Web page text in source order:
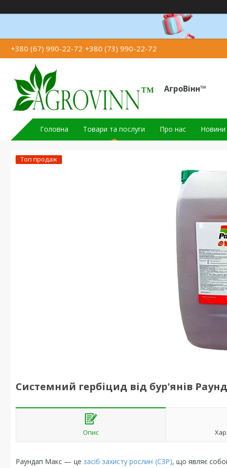
+380 (67) 990-22-72 +380 (73) 990-22-72
АгроВінн™
Головна Товари та послуги Про нас Новини
Топ продаж
Системний гербіцид від бур'янів
Опис
Раундап Макс — це засіб захисту рослин (СЗР), що являє